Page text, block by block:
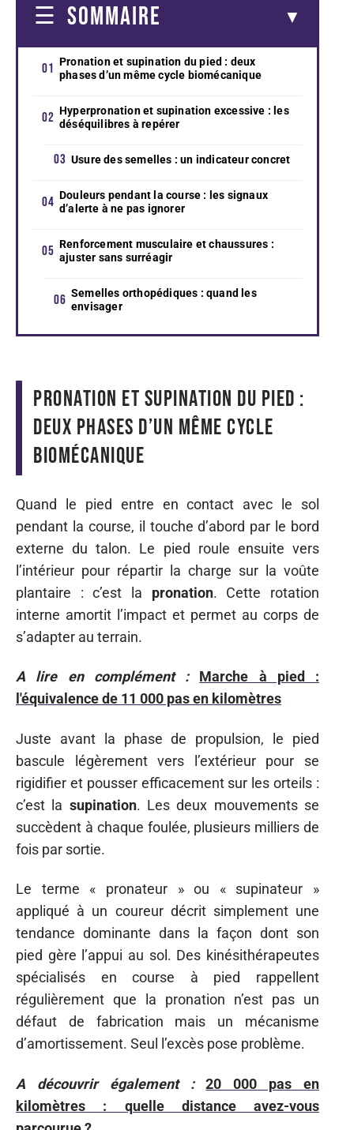
SOMMAIRE
Pronation et supination du pied : deux
phases d’un même cycle biomécanique
Hyperpronation et supination excessive : les
déséquilibres à repérer
Usure des semelles : un indicateur concret
Douleurs pendant la course : les signaux
d’alerte à ne pas ignorer
Renforcement musculaire et chaussures :
ajuster sans surréagir
Semelles orthopédiques : quand les
envisager
Pronation et supination du pied :
deux phases d’un même cycle
biomécanique
Quand le pied entre en contact avec le sol
pendant la course, il touche d’abord par le bord
externe du talon. Le pied roule ensuite vers
l’intérieur pour répartir la charge sur la voûte
plantaire : c’est la pronation. Cette rotation
interne amortit l’impact et permet au corps de
s’adapter au terrain.
A lire en complément :
Marche à pied :
l'équivalence de 11 000 pas en kilomètres
Juste avant la phase de propulsion, le pied
bascule légèrement vers l’extérieur pour se
rigidifier et pousser efficacement sur les orteils :
c’est la supination. Les deux mouvements se
succèdent à chaque foulée, plusieurs milliers de
fois par sortie.
Le terme « pronateur » ou « supinateur »
appliqué à un coureur décrit simplement une
tendance dominante dans la façon dont son
pied gère l’appui au sol. Des kinésithérapeutes
spécialisés en course à pied rappellent
régulièrement que la pronation n’est pas un
défaut de fabrication mais un mécanisme
d’amortissement. Seul l’excès pose problème.
A découvrir également :
20 000 pas en
kilomètres : quelle distance avez-vous